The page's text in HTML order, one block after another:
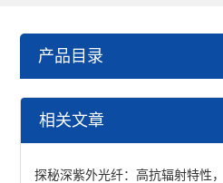
产品目录
光学元件
相关文章
探秘深紫外光纤：高抗辐射特性